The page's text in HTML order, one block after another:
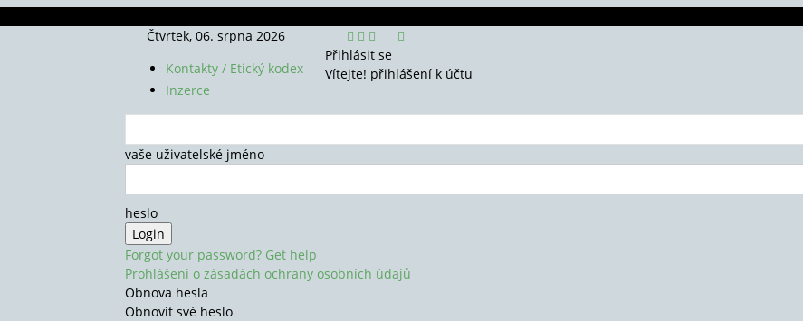
Čtvrtek, 06. srpna 2026
Kontakty / Etický kodex
Inzerce
Přihlásit se
Vítejte! přihlášení k účtu
vaše uživatelské jméno
heslo
Forgot your password? Get help
Prohlášení o zásadách ochrany osobních údajů
Obnova hesla
Obnovit své heslo